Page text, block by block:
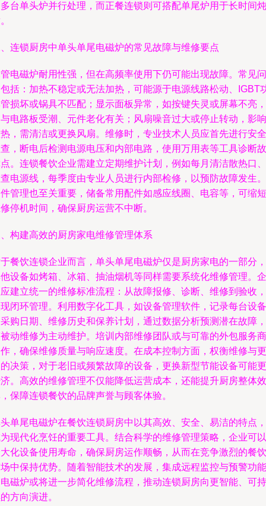
台单头炉并行处理，而正餐连锁则可搭配单尾炉用于长时间炖
连锁厨房中单头单尾电磁炉的常见故障与维修要点
电磁炉耐用性强，但在高频率使用下仍可能出现故障。常见问
括：加热不稳定或无法加热，可能源于电源线路松动、IGBT
损坏或锅具不匹配；显示面板异常，如按键失灵或屏幕不亮，
电路板受潮、元件老化有关；风扇噪音过大或停止转动，影响
，需清洁或更换风扇。维修时，专业技术人员应首先进行安全
，断电后检测电源电压和内部电路，使用万用表等工具诊断故
。连锁餐饮企业需建立定期维护计划，例如每月清洁散热口、
电源线，每季度由专业人员进行内部检修，以预防故障发生。
管理也至关重要，储备常用配件如感应线圈、电容等，可缩短
停机时间，确保厨房运营不中断。
构建高效的厨房家电维修管理体系
餐饮连锁企业而言，单头单尾电磁炉仅是厨房家电的一部分，
设备如烤箱、冰箱、抽油烟机等同样需要系统化维修管理。企
建立统一的维修标准流程：从故障报修、诊断、维修到验收，
闭环管理。利用数字化工具，如设备管理软件，记录每台设备
购日期、维修历史和保养计划，通过数据分析预测潜在故障，
动维修为主动维护。培训内部维修团队或与可靠的外包服务商
，确保维修质量与响应速度。在成本控制方面，权衡维修与更
决策，对于老旧或频繁故障的设备，更换新型节能设备可能更
。高效的维修管理不仅能降低运营成本，还能提升厨房整体效
保障连锁餐饮的品牌声誉与顾客体验。
单尾电磁炉在餐饮连锁厨房中以其高效、安全、易洁的特点，
现代化烹饪的重要工具。结合科学的维修管理策略，企业可以
化设备使用寿命，确保厨房运作顺畅，从而在竞争激烈的餐饮
中保持优势。随着智能技术的发展，集成远程监控与预警功能
磁炉或将进一步简化维修流程，推动连锁厨房向更智能、可持
方向演进。